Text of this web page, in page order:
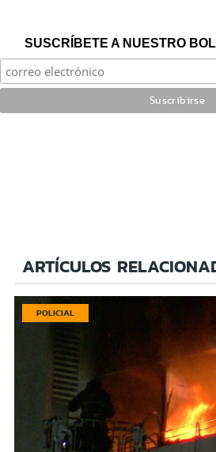
SUSCRÍBETE A NUESTRO
ARTÍCULOS
POLICIAL